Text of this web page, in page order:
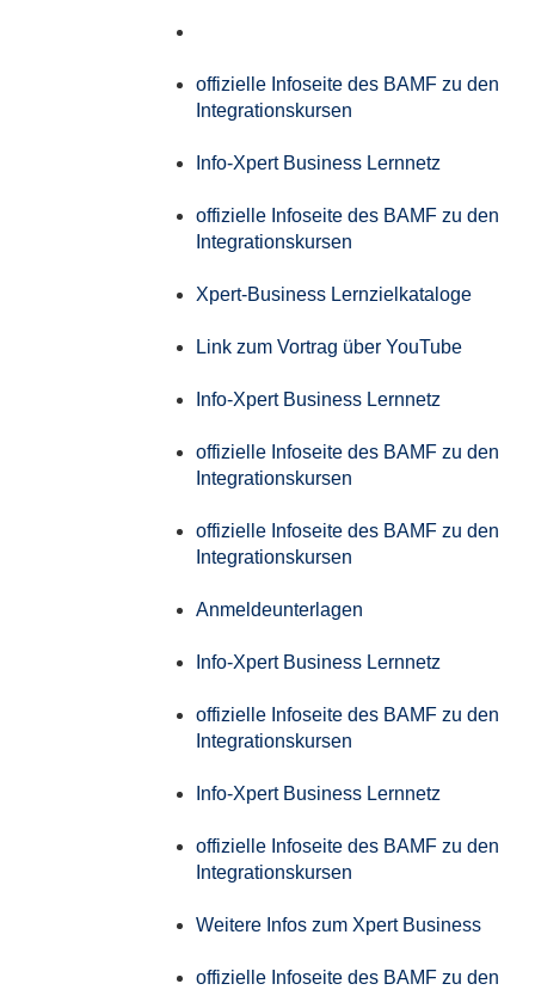
offizielle Infoseite des BAMF zu den
Integrationskursen
Info-Xpert Business Lernnetz
offizielle Infoseite des BAMF zu den
Integrationskursen
Xpert-Business Lernzielkataloge
Link zum Vortrag über YouTube
Info-Xpert Business Lernnetz
offizielle Infoseite des BAMF zu den
Integrationskursen
offizielle Infoseite des BAMF zu den
Integrationskursen
Anmeldeunterlagen
Info-Xpert Business Lernnetz
offizielle Infoseite des BAMF zu den
Integrationskursen
Info-Xpert Business Lernnetz
offizielle Infoseite des BAMF zu den
Integrationskursen
Weitere Infos zum Xpert Business
offizielle Infoseite des BAMF zu den